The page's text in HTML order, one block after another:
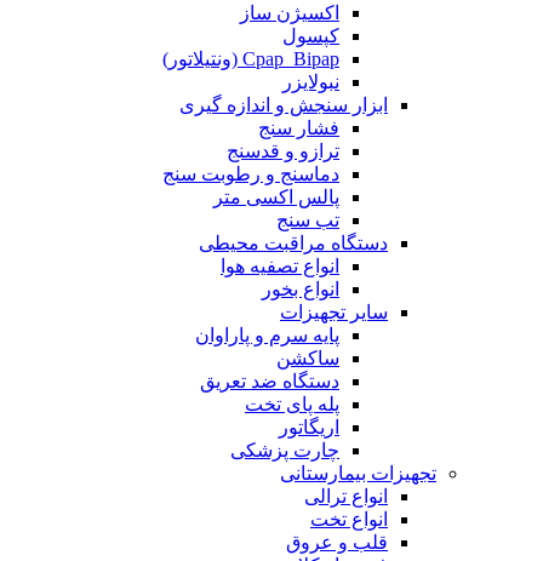
اکسیژن ساز
کپسول
Cpap_Bipap (ونتیلاتور)
نبولایزر
ابزار سنجش و اندازه گیری
فشار سنج
ترازو و قدسنج
دماسنج و رطوبت سنج
پالس اکسی متر
تب سنج
دستگاه مراقبت محیطی
انواع تصفیه هوا
انواع بخور
سایر تجهیزات
پایه سرم و پاراوان
ساکشن
دستگاه ضد تعریق
پله پای تخت
اریگاتور
چارت پزشکی
تجهیزات بیمارستانی
انواع ترالی
انواع تخت
قلب و عروق